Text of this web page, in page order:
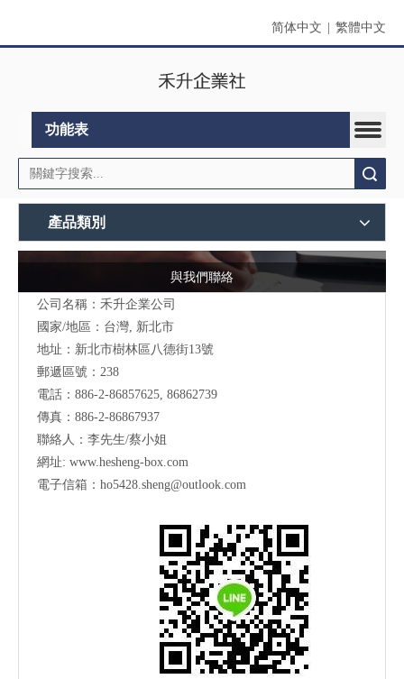
简体中文 繁體中文
功能表
產品類別
與我們聯絡
公司名稱：禾升企業公司
國家/地區：台灣, 新北市
地址：新北市樹林區八德街13號
郵遞區號：238
電話：886-2-86857625, 86862739
傳真：886-2-86867937
聯絡人：李先生/蔡小姐
網址: www.hesheng-box.com
電子信箱：ho5428.sheng@outlook.com